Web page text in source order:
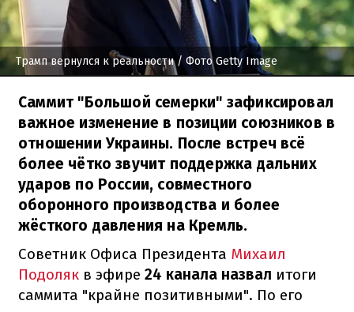
Трамп вернулся к реальности/ Фото Getty Image
Саммит "Большой семерки" зафиксировал
важное изменение в позиции союзников в
отношении Украины. После встреч всё
более чётко звучит поддержка дальних
ударов по России, совместного
оборонного производства и более
жёсткого давления на Кремль.
Советник Офиса Президента Михаил
Подоляк в эфире 24 канала назвал итоги
саммита "крайне позитивными". По его